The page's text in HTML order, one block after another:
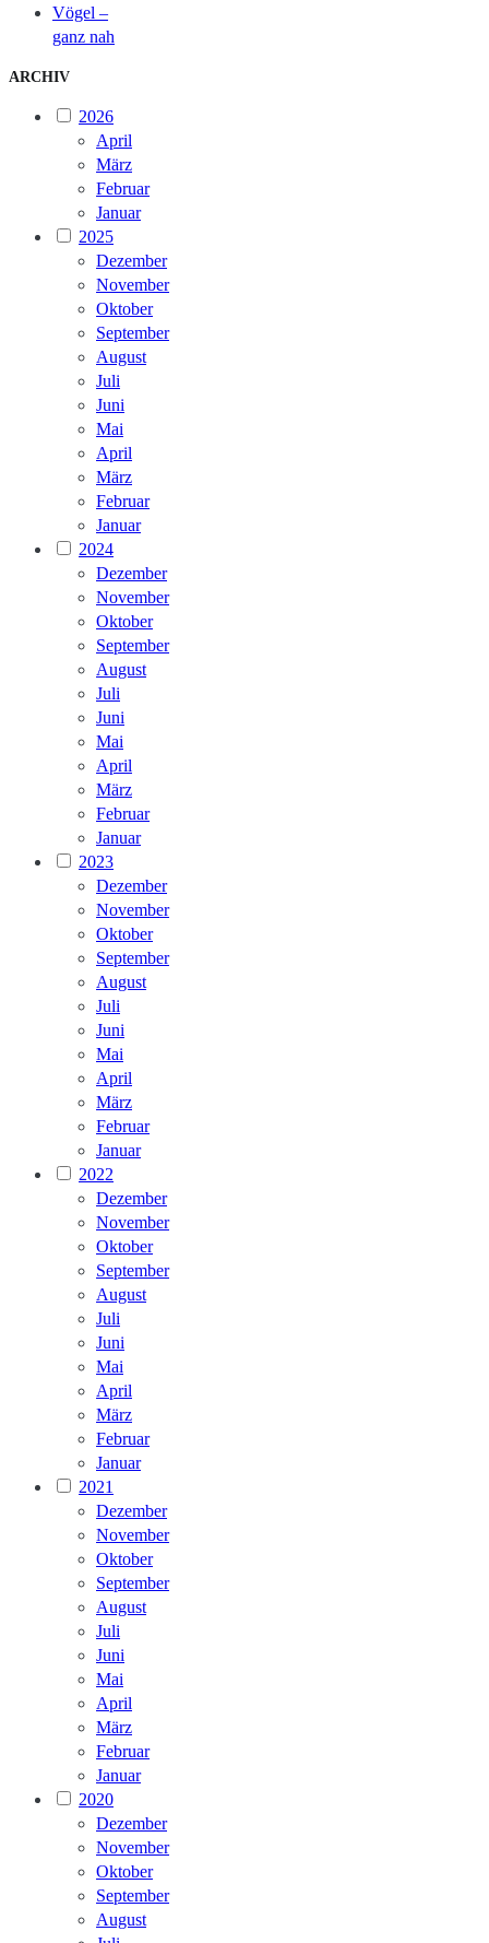
Vögel –
ganz nah
ARCHIV
2026
April
März
Februar
Januar
2025
Dezember
November
Oktober
September
August
Juli
Juni
Mai
April
März
Februar
Januar
2024
Dezember
November
Oktober
September
August
Juli
Juni
Mai
April
März
Februar
Januar
2023
Dezember
November
Oktober
September
August
Juli
Juni
Mai
April
März
Februar
Januar
2022
Dezember
November
Oktober
September
August
Juli
Juni
Mai
April
März
Februar
Januar
2021
Dezember
November
Oktober
September
August
Juli
Juni
Mai
April
März
Februar
Januar
2020
Dezember
November
Oktober
September
August